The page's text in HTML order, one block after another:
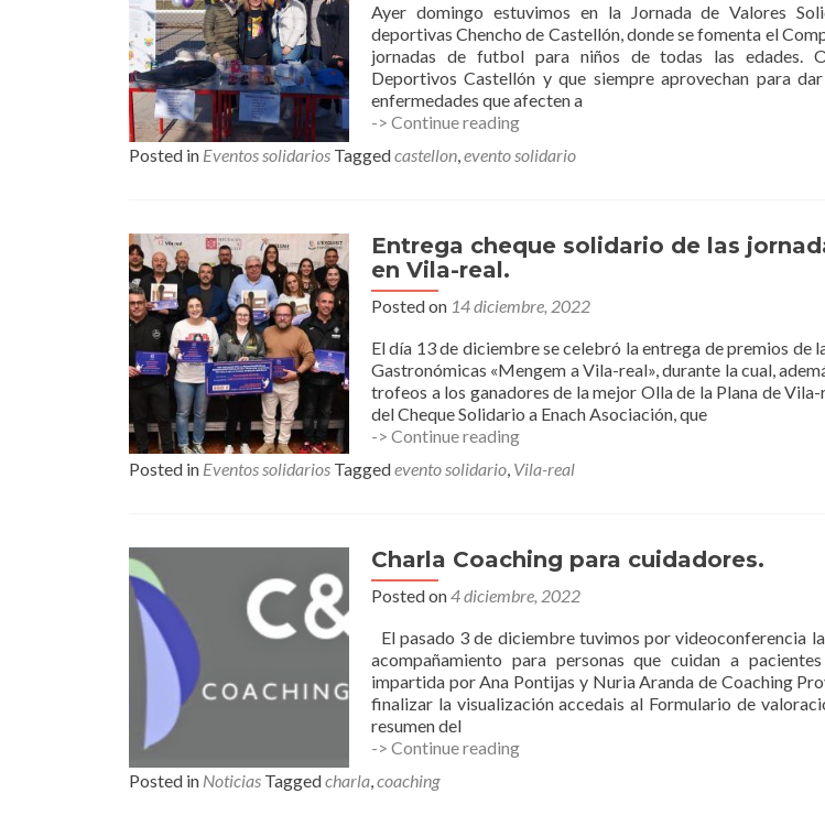
Ayer domingo estuvimos en la Jornada de Valores
deportivas Chencho de Castellón, donde se fomenta el
jornadas de futbol para niños de todas las edades.
Deportivos Castellón y que siempre aprovechan para
enfermedades que afecten a
-> Continue readingJornada
Valores
Posted in Eventos solidarios Taggedcastellon,evento solidario
Entrega cheque solidario de las
en Vila-real.
Posted on 14 diciembre, 2022
El día 13 de diciembre se celebró la entrega de premios de
Gastronómicas «Mengem a Vila-real», durante la cual,
trofeos a los ganadores de la mejor Olla de la Plana de
del Cheque Solidario a Enach Asociación, que
-> Continue readingEntrega
solidario
jornadas
gastronómicas
en
Vila-
real.
Posted in Eventos solidarios Taggedevento solidario, Vila-real
Charla Coaching para cuidadores.
Posted on4 diciembre, 2022
El pasado 3 de diciembre tuvimos por videoconferencia
acompañamiento para personas que cuidan a
impartida por Ana Pontijas y Nuria Aranda de Coaching
finalizar la visualización accedais al Formulario de
resumen del
-> Continue readingCharla
Posted in Noticias Taggedcharla,coaching